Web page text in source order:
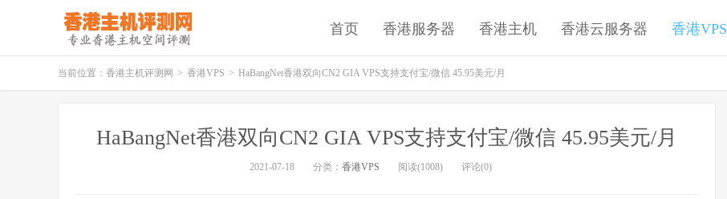
首页 香港服务器 香港主机 香港云服务器 香港VPS
当前位置： 香港主机评测网 > 香港VPS > HaBangNet香港双向CN2 GIA VPS支持支付宝/微信 45.95美元/月
HaBangNet香港双向CN2 GIA VPS支持支付宝/微信 45.95美元/月
2021-07-18 分类： 香港VPS 阅读(1008) 评论(0)